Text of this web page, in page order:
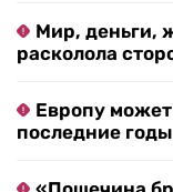
Мир, деньги,
расколола
Европу
последние годы